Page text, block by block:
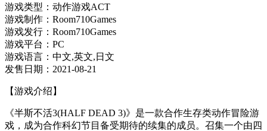
游戏类型：动作游戏ACT
游戏制作：Room710Games
游戏发行：Room710Games
游戏平台：PC
游戏语言：中文,英文,日文
发售日期：2021-08-21
【游戏介绍】
《半斯不活3(HALF DEAD 3)》是一款合作生存类动作冒险游
戏，成为合作科幻节目备受期待的续集的成员。召集一个由四